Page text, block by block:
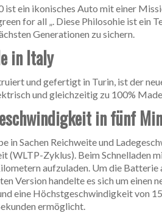
ist ein ikonisches Auto mit einer
for all „. Diese Philosohie ist
Generationen zu sichern.
in Italy
und gefertigt in Turin, ist der
und gleichzeitig zu 100%
in fünf
in Sachen Reichweite und
(WLTP-Zyklus). Beim Schnelladen
aufzuladen. Um die
Version handelte es sich um einen
eine Höchstgeschwindigkeit von
ermöglicht.